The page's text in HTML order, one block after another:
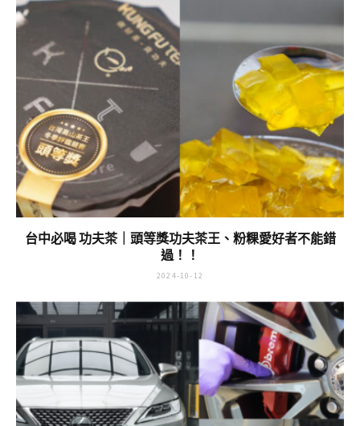
台中必喝 功夫茶｜頭等獎功夫茶王、粉粿愛好者不能錯
過！！
2024-10-12